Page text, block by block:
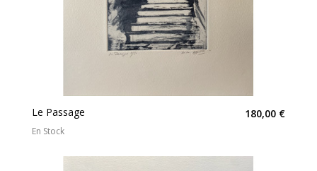
Le Passage 180,00 €
En Stock